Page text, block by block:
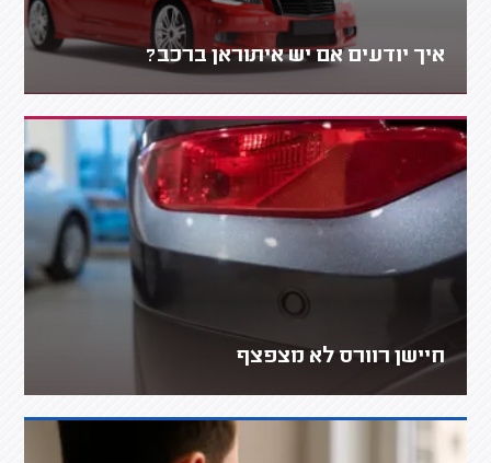
איך יודעים אם יש איתוראן ברכב?
חיישן רוורס לא מצפצף